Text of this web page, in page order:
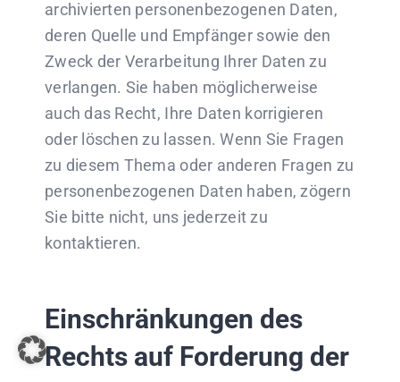
archivierten personenbezogenen Daten,
deren Quelle und Empfänger sowie den
Zweck der Verarbeitung Ihrer Daten zu
verlangen. Sie haben möglicherweise
auch das Recht, Ihre Daten korrigieren
oder löschen zu lassen. Wenn Sie Fragen
zu diesem Thema oder anderen Fragen zu
personenbezogenen Daten haben, zögern
Sie bitte nicht, uns jederzeit zu
kontaktieren.
Einschränkungen des
Rechts auf Forderung der